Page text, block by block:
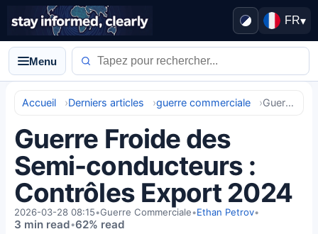
FR▾
Menu
Accueil Derniers articles guerre commerciale Guerre Froide des Semi-conducteurs : Contrôles Export 2024
Guerre Froide des
Semi-conducteurs :
Contrôles Export 2024
2026-03-28 08:15•Guerre Commerciale•Ethan Petrov•
3 min read•62% read